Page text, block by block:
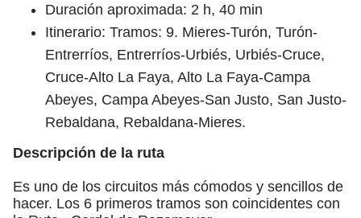
Duración aproximada: 2 h, 40 min
Itinerario: Tramos: 9. Mieres-Turón, Turón-
Entrerríos, Entrerríos-Urbiés, Urbiés-Cruce,
Cruce-Alto La Faya, Alto La Faya-Campa
Abeyes, Campa Abeyes-San Justo, San Justo-
Rebaldana, Rebaldana-Mieres.
Descripción de la ruta
Es uno de los circuitos más cómodos y sencillos de
hacer. Los 6 primeros tramos son coincidentes con